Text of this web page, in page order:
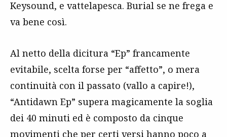
Keysound, e vattelapesca. Burial se ne frega e
va bene così.
Al netto della dicitura “Ep” francamente
evitabile, scelta forse per “affetto”, o mera
continuità con il passato (vallo a capire!),
“Antidawn Ep” supera magicamente la soglia
dei 40 minuti ed è composto da cinque
movimenti che per certi versi hanno poco a